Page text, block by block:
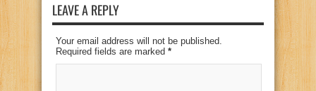
LEAVE A REPLY
Your email address will not be published.
Required fields are marked *